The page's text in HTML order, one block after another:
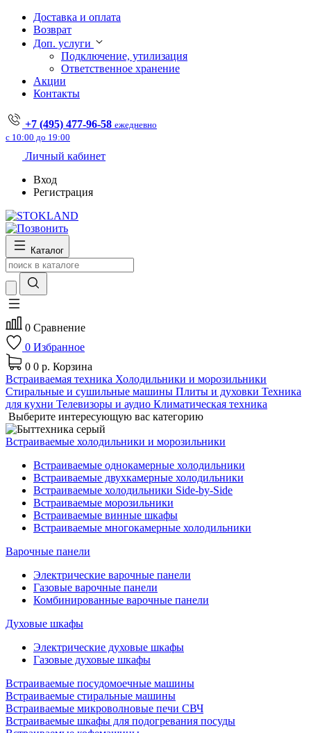
Доставка и оплата
Возврат
Доп. услуги
Подключение, утилизация
Ответственное хранение
Акции
Контакты
+7 (495) 477-96-58 ежедневно
с 10:00 до 19:00
Личный кабинет
Вход
Регистрация
Каталог
0 Сравнение
0 Избранное
0 0 р. Корзина
Встраиваемая техника Холодильники и морозильники
Стиральные и сушильные машины Плиты и духовки Техника
для кухни Телевизоры и аудио Климатическая техника
Выберите интересующую вас категорию
Встраиваемые холодильники и морозильники
Встраиваемые однокамерные холодильники
Встраиваемые двухкамерные холодильники
Встраиваемые холодильники Side-by-Side
Встраиваемые морозильники
Встраиваемые винные шкафы
Встраиваемые многокамерные холодильники
Варочные панели
Электрические варочные панели
Газовые варочные панели
Комбинированные варочные панели
Духовые шкафы
Электрические духовые шкафы
Газовые духовые шкафы
Встраиваемые посудомоечные машины
Встраиваемые стиральные машины
Встраиваемые микроволновые печи СВЧ
Встраиваемые шкафы для подогревания посуды